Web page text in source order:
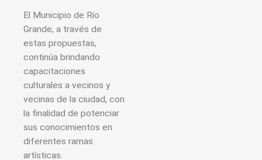
El Municipio de Río
Grande, a través de
estas propuestas,
continúa brindando
capacitaciones
culturales a vecinos y
vecinas de la ciudad, con
la finalidad de potenciar
sus conocimientos en
diferentes ramas
artísticas.